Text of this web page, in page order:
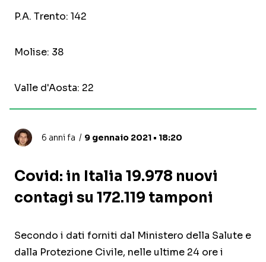
P.A. Trento: 142
Molise: 38
Valle d'Aosta: 22
6 anni fa 9 gennaio 2021 • 18:20
Covid: in Italia 19.978 nuovi
contagi su 172.119 tamponi
Secondo i dati forniti dal Ministero della Salute e
dalla Protezione Civile, nelle ultime 24 ore i